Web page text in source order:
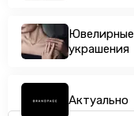
Ювелирные
украшения
Актуально